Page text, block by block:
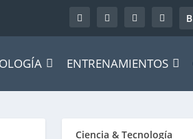
ENTRENAMIENTOS
Ciencia & Tecnología